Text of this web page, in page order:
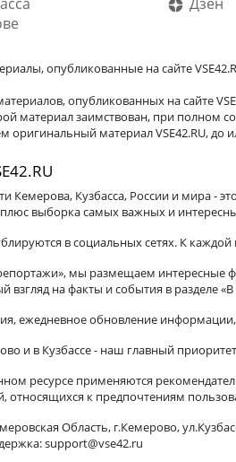
опубликованные на сайте
опубликованных на сайте
материал заимствован, при полном
оригинальный материал VSE42.RU, до
Кемерова, Кузбасса, России и мира
выборка самых важных и
в социальных сетях. К
мы размещаем интересные
взгляд на факты и события в разделе
ежедневное обновление
и в Кузбассе - наш главный
ресурсе применяются
относящихся к предпочтениям
Область, г.Кемерово,
support@vse42.ru